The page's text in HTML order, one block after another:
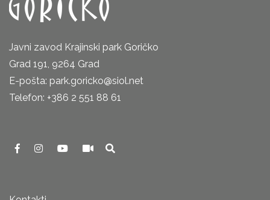
Javni zavod Krajinski park Goričko
Grad 191, 9264 Grad
E-pošta: park.goricko@siol.net
Telefon: +386 2 551 88 61